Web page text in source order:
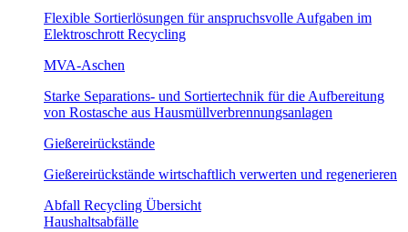
Flexible Sortierlösungen für anspruchsvolle Aufgaben im
Elektroschrott Recycling
MVA-Aschen
Starke Separations- und Sortiertechnik für die Aufbereitung
von Rostasche aus Hausmüllverbrennungsanlagen
Gießereirückstände
Gießereirückstände wirtschaftlich verwerten und regenerieren
Abfall Recycling Übersicht
Haushaltsabfälle